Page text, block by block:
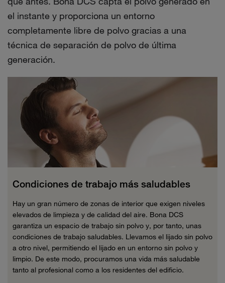
el instante y proporciona un entorno
completamente libre de polvo gracias a una
técnica de separación de polvo de última
generación.
Condiciones de trabajo más saludables
Hay un gran número de zonas de interior que exigen niveles
elevados de limpieza y de calidad del aire. Bona DCS
garantiza un espacio de trabajo sin polvo y, por tanto, unas
condiciones de trabajo saludables. Llevamos el lijado sin polvo
a otro nivel, permitiendo el lijado en un entorno sin polvo y
limpio. De este modo, procuramos una vida más saludable
tanto al profesional como a los residentes del edificio.